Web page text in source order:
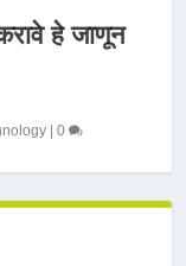
हे जाणून
|0